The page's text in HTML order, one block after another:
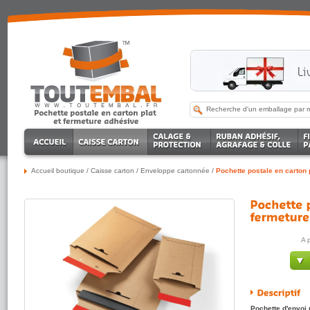
Accueil boutique / Caisse carton / Enveloppe cartonnée / Pochette postale en carton
A
Pochette d'envoi